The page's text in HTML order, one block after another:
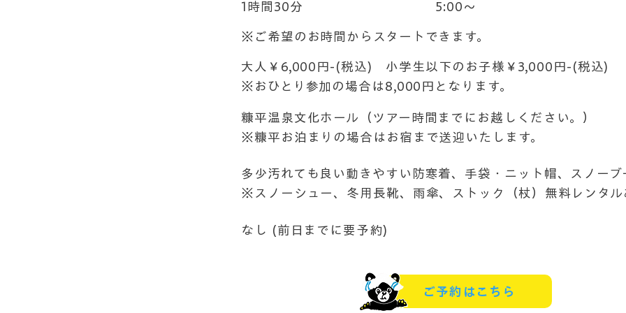
1時間30分 5:00〜
※ご希望のお時間からスタートできます。​
大人￥6,000円-(税込) 小学生以下のお子様￥3,000円-(税込)
※おひとり参加の場合は8,000円となります。
糠平温泉文化ホール（ツアー時間までにお越しください。）​
​※糠平お泊まりの場合はお宿まで送迎いたします。
多少汚れても良い動きやすい防寒着、手袋・ニット帽、スノーブ
※スノーシュー、冬用長靴、雨傘、ストック（杖）無料レンタル
なし (前日までに要予約)
ご予約はこちら